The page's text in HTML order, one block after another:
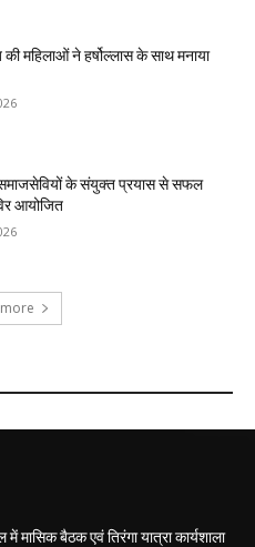
की महिलाओं ने हर्षोल्लास के साथ मनाया
के संयुक्त प्रयास से सफल
आयोजित
मासिक बैठक एवं तिरंगा यात्रा कार्यशाला